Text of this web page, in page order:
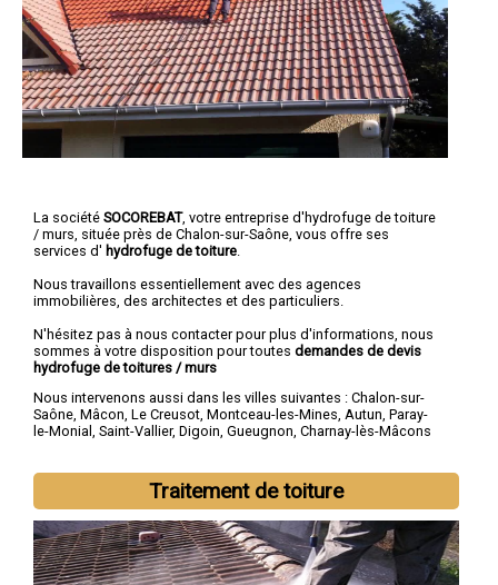
La société SOCOREBAT, votre entreprise d'hydrofuge de toiture
/ murs, située près de Chalon-sur-Saône, vous offre ses
services d' hydrofuge de toiture
Nous travaillons essentiellement avec des agences
immobilières, des architectes et des particuliers.
N'hésitez pas à nous contacter pour plus d'informations, nous
sommes à votre disposition pour toutes demandes de devis
hydrofuge de toitures / murs
Nous intervenons aussi dans les villes suivantes : Chalon-sur-
Saône, Mâcon, Le Creusot, Montceau-les-Mines, Autun, Paray-
le-Monial , Saint-Vallier, Digoin, Gueugnon, Charnay-lès-Mâcons
Traitement de toiture